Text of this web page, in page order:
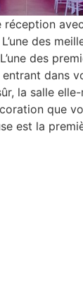
réception
des
des
dans
la salle
que
est la